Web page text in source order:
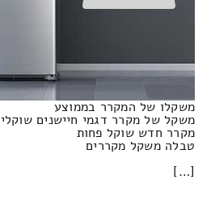
משקלו של המקרר בממוצע
משקל של מקרר דגמי חיישנים
מקרר חדש שוקל פחות
טבלה משקל מקררים
[…]